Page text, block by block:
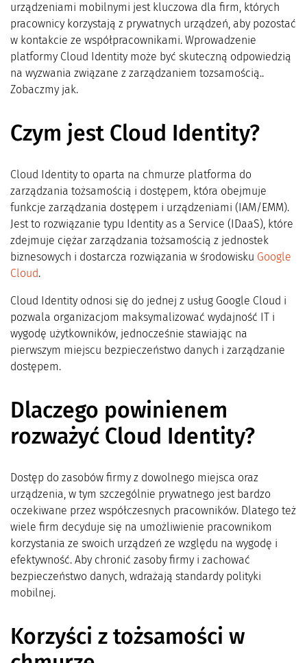
urządzeniami mobilnymi jest kluczowa dla firm, których
pracownicy korzystają z prywatnych urządzeń, aby pozostać
w kontakcie ze współpracownikami. Wprowadzenie
platformy Cloud Identity może być skuteczną odpowiedzią
na wyzwania związane z zarządzaniem tozsamością..
Zobaczmy jak.
Czym jest Cloud Identity?
Cloud Identity to oparta na chmurze platforma do
zarządzania tożsamością i dostępem, która obejmuje
funkcje zarządzania dostępem i urządzeniami (IAM/EMM).
Jest to rozwiązanie typu Identity as a Service (IDaaS), które
zdejmuje ciężar zarządzania tożsamością z jednostek
biznesowych i dostarcza rozwiązania w środowisku Google
Cloud.
Cloud Identity odnosi się do jednej z usług Google Cloud i
pozwala organizacjom maksymalizować wydajność IT i
wygodę użytkowników, jednocześnie stawiając na
pierwszym miejscu bezpieczeństwo danych i zarządzanie
dostępem.
Dlaczego powinienem
rozważyć Cloud Identity?
Dostęp do zasobów firmy z dowolnego miejsca oraz
urządzenia, w tym szczególnie prywatnego jest bardzo
oczekiwane przez współczesnych pracowników. Dlatego też
wiele firm decyduje się na umożliwienie pracownikom
korzystania ze swoich urządzeń ze względu na wygodę i
efektywność. Aby chronić zasoby firmy i zachować
bezpieczeństwo danych, wdrażają standardy polityki
mobilnej.
Korzyści z tożsamości w